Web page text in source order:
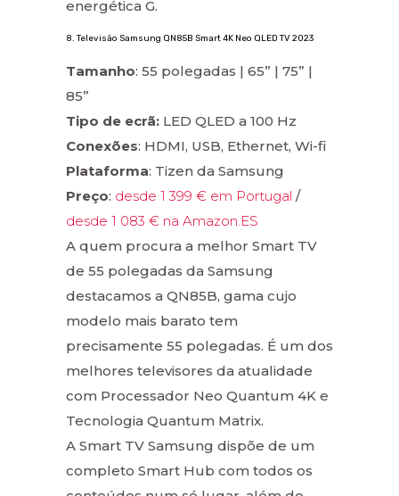
energética G.
8. Televisão Samsung QN85B Smart 4K Neo QLED TV 2023
Tamanho: 55 polegadas | 65” | 75” |
85”
Tipo de ecrã: LED QLED a 100 Hz
Conexões: HDMI, USB, Ethernet, Wi-fi
Plataforma: Tizen da Samsung
Preço: desde 1 399 € em Portugal /
desde 1 083 € na Amazon.ES
A quem procura a melhor Smart TV
de 55 polegadas da Samsung
destacamos a QN85B, gama cujo
modelo mais barato tem
precisamente 55 polegadas. É um dos
melhores televisores da atualidade
com Processador Neo Quantum 4K e
Tecnologia Quantum Matrix.
A Smart TV Samsung dispõe de um
completo Smart Hub com todos os